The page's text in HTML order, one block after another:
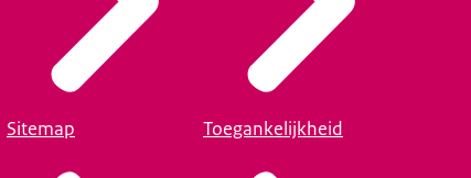
Sitemap Toegankelijkheid